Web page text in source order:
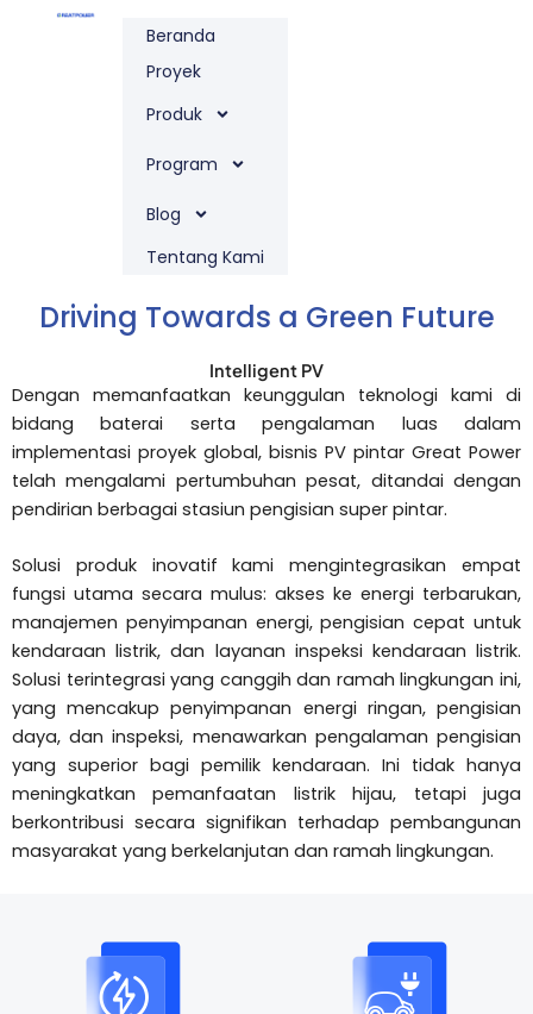
Beranda
Proyek
Produk
Program
Blog
Tentang Kami
Driving Towards a Green Future
Intelligent PV
Dengan memanfaatkan keunggulan teknologi kami di
bidang baterai serta pengalaman luas dalam
implementasi proyek global, bisnis PV pintar Great Power
telah mengalami pertumbuhan pesat, ditandai dengan
pendirian berbagai stasiun pengisian super pintar.
Solusi produk inovatif kami mengintegrasikan empat
fungsi utama secara mulus: akses ke energi terbarukan,
manajemen penyimpanan energi, pengisian cepat untuk
kendaraan listrik, dan layanan inspeksi kendaraan listrik.
Solusi terintegrasi yang canggih dan ramah lingkungan ini,
yang mencakup penyimpanan energi ringan, pengisian
daya, dan inspeksi, menawarkan pengalaman pengisian
yang superior bagi pemilik kendaraan. Ini tidak hanya
meningkatkan pemanfaatan listrik hijau, tetapi juga
berkontribusi secara signifikan terhadap pembangunan
masyarakat yang berkelanjutan dan ramah lingkungan.